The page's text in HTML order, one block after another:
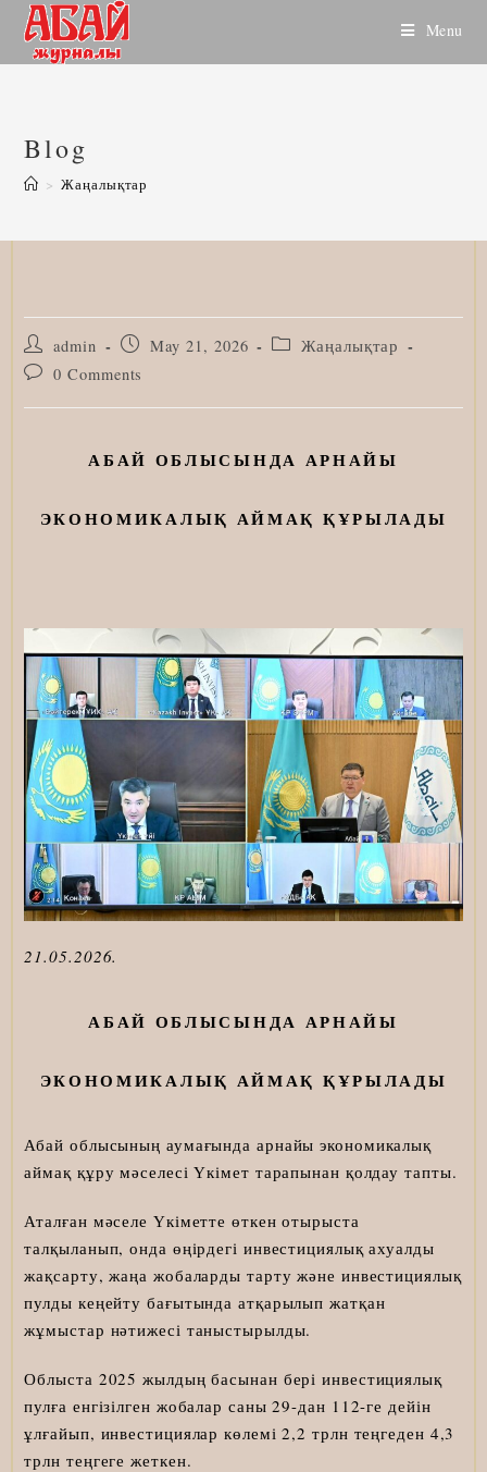
Skip
content
Menu
Blog
> Жаңалықтар
Post
author:
admin
Post
published:
May 21, 2026
Post Жаңалықтар
Post0 Comments
АБАЙ ОБЛЫСЫНДА АРНАЙЫ
ЭКОНОМИКАЛЫҚ АЙМАҚ ҚҰРЫЛАДЫ
21.05.2026.
АБАЙ ОБЛЫСЫНДА АРНАЙЫ
ЭКОНОМИКАЛЫҚ АЙМАҚ ҚҰРЫЛАДЫ
Абай облысының аумағында арнайы экономикалық
аймақ құру мәселесі Үкімет тарапынан қолдау тапты.
Аталған мәселе Үкіметте өткен отырыста
талқыланып, онда өңірдегі инвестициялық ахуалды
жақсарту, жаңа жобаларды тарту және инвестициялық
пулды кеңейту бағытында атқарылып жатқан
жұмыстар нәтижесі таныстырылды.
Облыста 2025 жылдың басынан бері инвестициялық
пулға енгізілген жобалар саны 29-дан 112-ге дейін
ұлғайып, инвестициялар көлемі 2,2 трлн теңгеден 4,3
трлн теңгеге жеткен.